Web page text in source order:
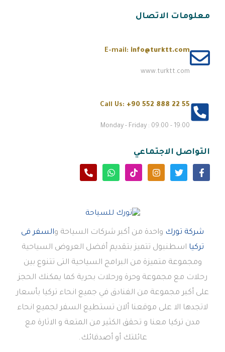
معلومات الاتصال
E-mail: info@turktt.com
www.turktt.com
Call Us: +90 552 888 22 55
Monday - Friday : 09:00 - 19:00
التواصل الاجتماعي
شركة تورك واحدة من أكبر شركات السياحة والسفر فى
تركيا اسطنبول تتميز بتقديم أفضل العروض السياحية
ومجموعة متميزة من البرامج السياحية التى تتنوع بين
رحلات مع مجموعة وحرة ورحلات بحرية كما يمكنك الحجز
على أكبر مجموعة من الفنادق في جميع انحاء تركيا بأسعار
لاتجدها الا على موقعنا ألان تستطيع السفر لجميع انحاء
مدن تركيا معنا و تحقق الكثير من المتعة و الاثارة مع
عائلتك أو أصدقائك.